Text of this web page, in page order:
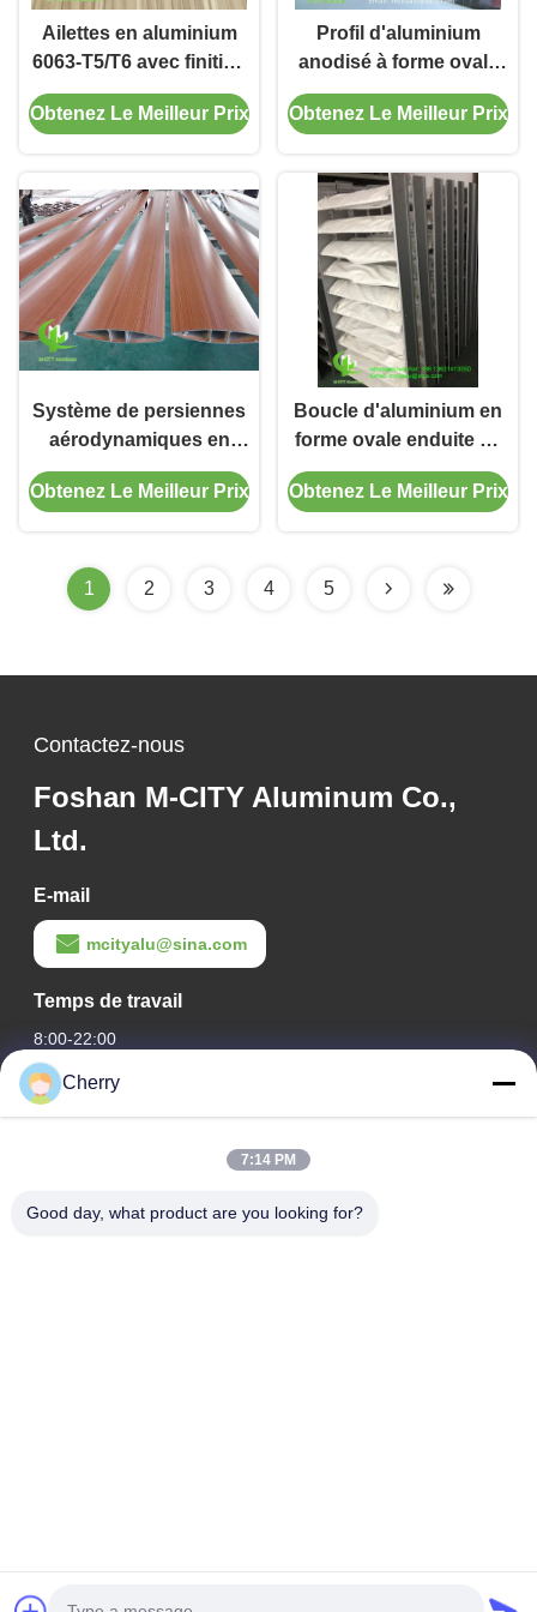
Ailettes en aluminium
6063-T5/T6 avec finition
PVDF, largeur de 100
mm à 600 mm, pour
Obtenez Le Meilleur Prix
Profil d'aluminium
anodisé à forme ovale
en alliage 6063-T5/T6
pour mur de rideau de
Obtenez Le Meilleur Prix
Système de persiennes
aérodynamiques en
aluminium de 300 mm
de largeur, forme ovale,
Obtenez Le Meilleur Prix
Boucle d'aluminium en
forme ovale enduite en
poudre fixe horizontale
pour mur de rideau de
Obtenez Le Meilleur Prix
1 2 3 4 5
Contactez-nous
Foshan M-CITY Aluminum Co.,
Ltd.
E-mail
mcityalu@sina.com
Temps de travail
8:00-22:00
Notre adresse
Le parc industriel de Hegui, Lishui, Nanhai Foshan
Cherry
7:14 PM
Good day, what product are you looking for?